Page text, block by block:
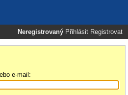
Neregistrovaný Přihlásit Registrovat
e-mail: